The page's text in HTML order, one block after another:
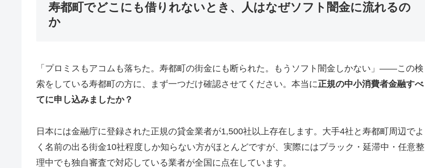
寿都町でどこにも借りれないとき、人はなぜソフト闇金に流れるの
か
「プロミスもアコムも落ちた。寿都町の街金にも断られた。もうソフト闇金しかない」——この検
索をしている寿都町の方に、まず一つだけ確認させてください。本当に正規の中小消費者金融すべ
てに申し込みましたか？
日本には金融庁に登録された正規の貸金業者が1,500社以上存在します。大手4社と寿都町周辺でよ
く名前の出る街金10社程度しか知らない方がほとんどですが、実際にはブラック・延滞中・任意整
理中でも独自審査で対応している業者が全国に点在しています。